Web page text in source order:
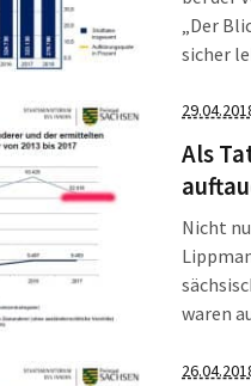
„Der
sicher
wurden
Als
Nicht
waren
Auch